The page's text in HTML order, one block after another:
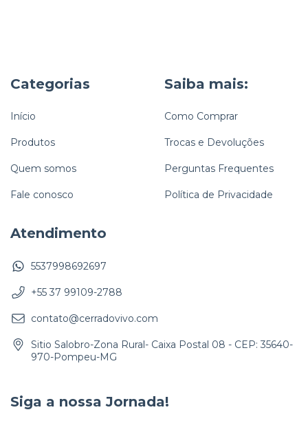
Categorias
Início
Produtos
Quem somos
Fale conosco
Saiba mais:
Como Comprar
Trocas e Devoluções
Perguntas Frequentes
Política de Privacidade
Atendimento
5537998692697
+55 37 99109-2788
contato@cerradovivo.com
Sitio Salobro-Zona Rural- Caixa Postal 08 - CEP: 35640-
970-Pompeu-MG
Siga a nossa Jornada!